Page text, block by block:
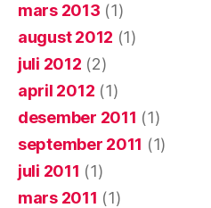
mars 2013 (1)
august 2012 (1)
juli 2012 (2)
april 2012 (1)
desember 2011 (1)
september 2011 (1)
juli 2011 (1)
mars 2011 (1)